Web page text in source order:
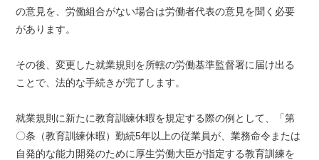
の意見を、労働組合がない場合は労働者代表の意見を聞く必要
があります。
その後、変更した就業規則を所轄の労働基準監督署に届け出る
ことで、法的な手続きが完了します。
就業規則に新たに教育訓練休暇を規定する際の例として、「第
〇条（教育訓練休暇）勤続5年以上の従業員が、業務命令または
自発的な能力開発のために厚生労働大臣が指定する教育訓練を